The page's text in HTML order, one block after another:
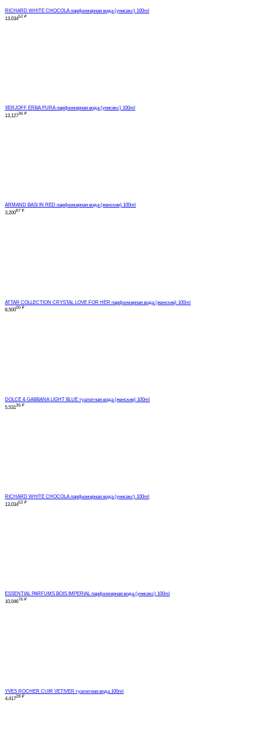
RICHARD WHITE CHOCOLA парфюмерная вода (унисекс) 100ml
13,03452 ₽
XERJOFF ERBA PURA парфюмерная вода (унисекс) 100ml
13,12736 ₽
ARMAND BASI IN RED парфюмерная вода (женские) 100ml
3,20087 ₽
ATTAR COLLECTION CRYSTAL LOVE FOR HER парфюмерная вода (женские) 100ml
8,50000 ₽
DOLCE & GABBANA LIGHT BLUE туалетная вода (женские) 100ml
5,53136 ₽
RICHARD WHITE CHOCOLA парфюмерная вода (унисекс) 100ml
13,03452 ₽
ESSENTIAL PARFUMS BOIS IMPERIAL парфюмерная вода (унисекс) 100ml
10,04676 ₽
YVES ROCHER CUIR VETIVER туалетная вода 100ml
4,41728 ₽